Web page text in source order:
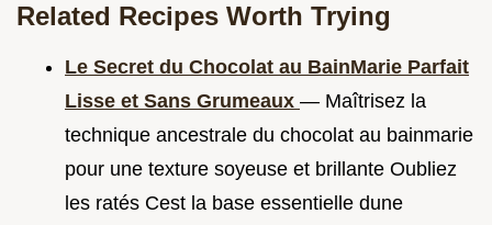
Related Recipes Worth Trying
Le Secret du Chocolat au BainMarie Parfait
Lisse et Sans Grumeaux — Maîtrisez la
technique ancestrale du chocolat au bainmarie
pour une texture soyeuse et brillante Oubliez
les ratés Cest la base essentielle dune